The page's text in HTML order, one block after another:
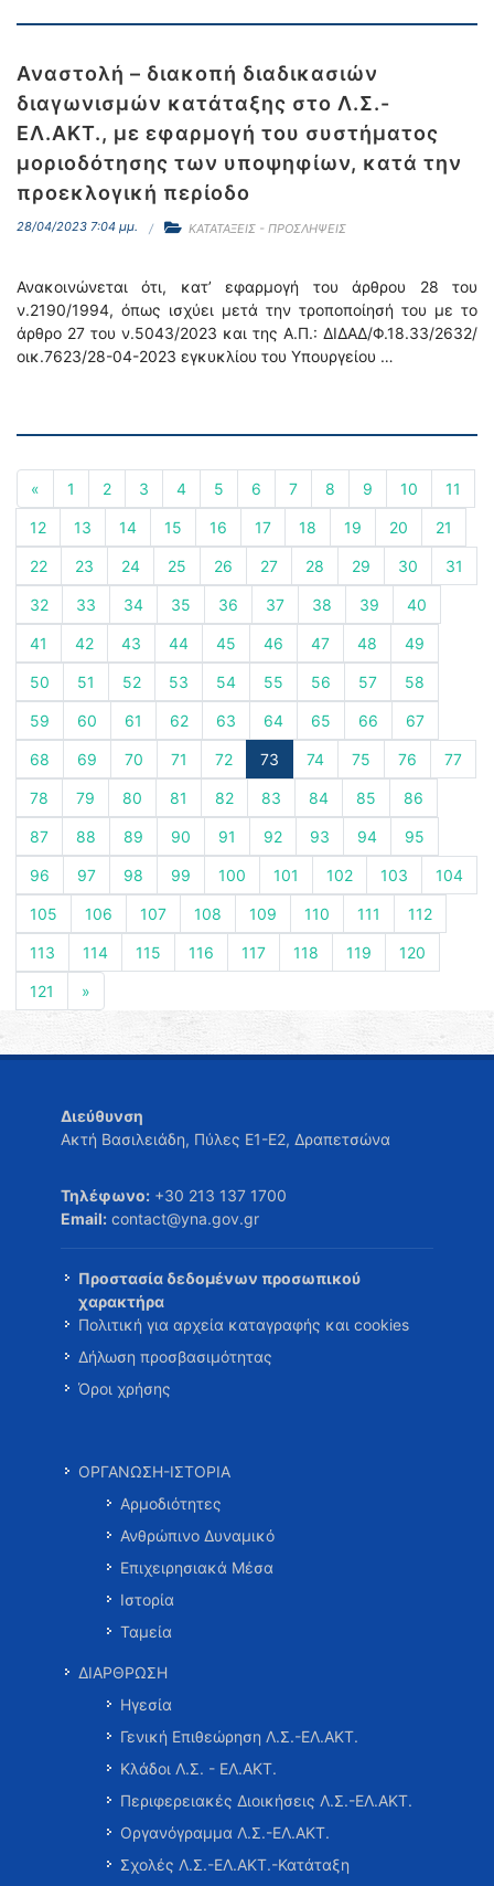
Αναστολή – διακοπή διαδικασιών
διαγωνισμών κατάταξης στο Λ.Σ.-
ΕΛ.ΑΚΤ., με εφαρμογή του συστήματος
μοριοδότησης των υποψηφίων, κατά την
προεκλογική περίοδο
28/04/2023 7:04 μμ. ΚΑΤΑΤΑΞΕΙΣ - ΠΡΟΣΛΗΨΕΙΣ
Ανακοινώνεται ότι, κατ’ εφαρμογή του άρθρου 28 του
ν.2190/1994, όπως ισχύει μετά την τροποποίησή του με το
άρθρο 27 του ν.5043/2023 και της Α.Π.: ΔΙΔΑΔ/Φ.18.33/2632/
οικ.7623/28-04-2023 εγκυκλίου του Υπουργείου …
« 1 2 3 4 5 6 7 8 9 10 11
12 13 14 15 16 17 18 19 20 21
22 23 24 25 26 27 28 29 30 31
32 33 34 35 36 37 38 39 40
41 42 43 44 45 46 47 48 49
50 51 52 53 54 55 56 57 58
59 60 61 62 63 64 65 66 67
68 69 70 71 72 73 74 75 76 77
78 79 80 81 82 83 84 85 86
87 88 89 90 91 92 93 94 95
96 97 98 99 100 101 102 103 104
105 106 107 108 109 110 111 112
113 114 115 116 117 118 119 120
121 »
Διεύθυνση
Ακτή Βασιλειάδη, Πύλες Ε1-Ε2, Δραπετσώνα
Τηλέφωνο: +30 213 137 1700
Email: contact@yna.gov.gr
Προστασία δεδομένων προσωπικού
χαρακτήρα
Πολιτική για αρχεία καταγραφής και cookies
Δήλωση προσβασιμότητας
Όροι χρήσης
ΟΡΓΑΝΩΣΗ-ΙΣΤΟΡΙΑ
Αρμοδιότητες
Ανθρώπινο Δυναμικό
Επιχειρησιακά Μέσα
Ιστορία
Ταμεία
ΔΙΑΡΘΡΩΣΗ
Ηγεσία
Γενική Επιθεώρηση Λ.Σ.-ΕΛ.ΑΚΤ.
Κλάδοι Λ.Σ. - ΕΛ.ΑΚΤ.
Περιφερειακές Διοικήσεις Λ.Σ.-ΕΛ.ΑΚΤ.
Οργανόγραμμα Λ.Σ.-ΕΛ.ΑΚΤ.
Σχολές Λ.Σ.-ΕΛ.ΑΚΤ.-Κατάταξη